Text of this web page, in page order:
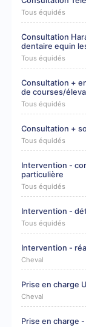
Tous équidés
Consultation
dentaire equin
Tous équidés
Consultation +
de courses/
Tous équidés
Consultation +
Tous équidés
Intervention -
particulière
Tous équidés
Intervention -
Tous équidés
Intervention -
Cheval
Prise en charge
Cheval
Prise en charge